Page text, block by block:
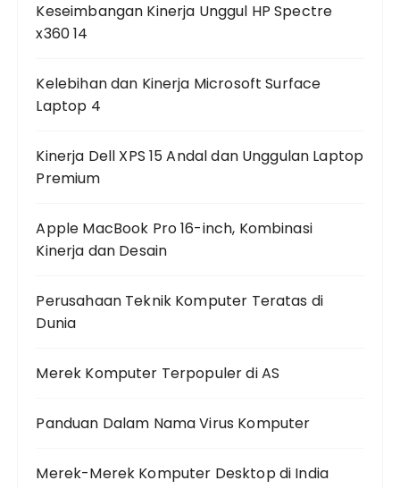
Keseimbangan Kinerja Unggul HP Spectre
x360 14
Kelebihan dan Kinerja Microsoft Surface
Laptop 4
Kinerja Dell XPS 15 Andal dan Unggulan Laptop
Premium
Apple MacBook Pro 16-inch, Kombinasi
Kinerja dan Desain
Perusahaan Teknik Komputer Teratas di
Dunia
Merek Komputer Terpopuler di AS
Panduan Dalam Nama Virus Komputer
Merek-Merek Komputer Desktop di India